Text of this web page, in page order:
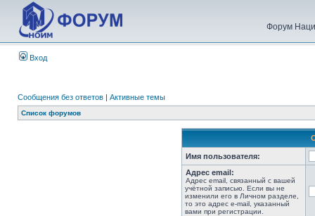
Форум
Вход
Сообщения без ответов | Активные темы
Список форумов
Имя пользователя:
Адрес email:
Адрес email, связанный с вашей
учётной записью. Если вы не
изменили его в Личном разделе,
то это адрес e-mail, указанный
вами при регистрации.